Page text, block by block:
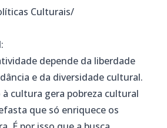
Culturais/
depende da liberdade
e da diversidade cultural.
cultura gera pobreza cultural
que só enriquece os